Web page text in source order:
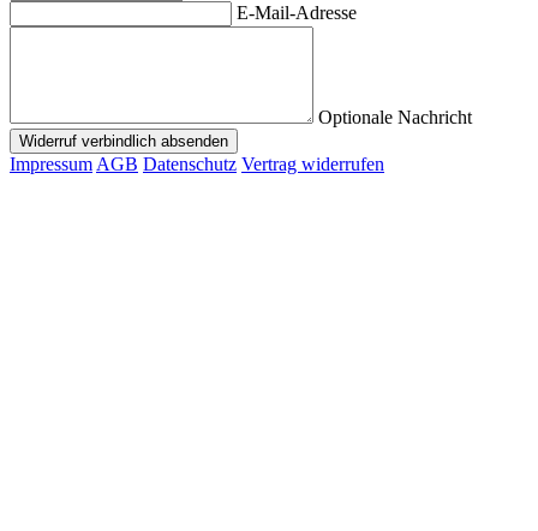
E-Mail-Adresse
Optionale Nachricht
Widerruf verbindlich absenden
Impressum AGB Datenschutz Vertrag widerrufen